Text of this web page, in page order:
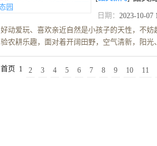
日期： 2023-10-07
好动爱玩、喜欢亲近自然是小孩子的天性，不
验农耕乐趣，面对着开阔田野，空气清新，阳光
首页 1 2 3 4 5 6 7 8 9 10 11